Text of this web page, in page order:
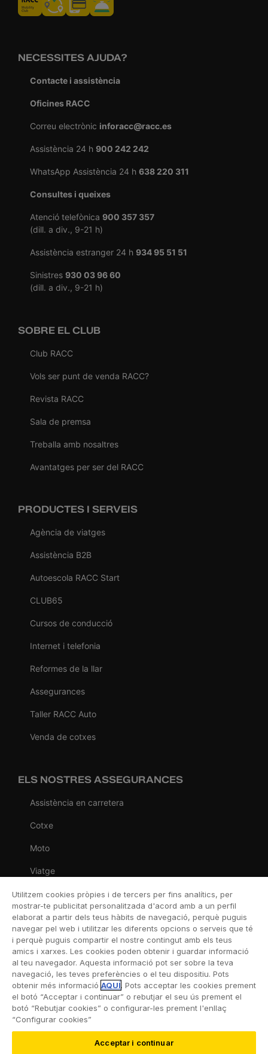
NECESSITES AJUDA?
Contacte i assistència
Oficines RACC
Correu electrònic inforacc@racc.es
Assistència 24 h 900 242 242
WhatsApp Assistència 24 h 638 220 311
Consultes i queixes
Atenció telefònica 900 357 357
(dill. a div., 9-21 h)
Assistència estranger 24 h 934 95 51 51
Sinistres 930 03 96 60
(dill. a div., 9-21 h)
SOBRE EL CLUB
Club RACC
Vols ser punt de venda RACC?
Revista RACC
Sala de premsa
Treballa amb nosaltres
Avantatges per ser del RACC
PRODUCTES I SERVEIS
Agència de viatges
Assistència B2B
Autoescola RACC Start
CLUB65
Cursos de conducció
Internet i telefonia
Reformes de la llar
Assegurances
Taller RACC Auto
Venda de cotxes
ELS NOSTRES ASSEGURANCES
Assistència en carretera
Cotxe
Moto
Viatge
Llar
Vida
Decessos
Dental
Esportiva
Esquí
Utilitzem cookies pròpies i de tercers per fins analítics, per
mostrar-te publicitat personalitzada d'acord amb a un perfil
elaborat a partir dels teus hàbits de navegació, perquè puguis
navegar pel web i utilitzar les diferents opcions o serveis que té
i perquè puguis compartir el nostre contingut amb els teus
amics i xarxes. Les cookies poden obtenir i guardar informació
al teu navegador. Aquesta informació pot ser sobre la teva
navegació, les teves preferències o el teu dispositiu. Pots
obtenir més informació AQUÍ. Pots acceptar les cookies prement
el botó “Acceptar i continuar” o rebutjar el seu ús prement el
botó “Rebutjar cookies” o configurar-les prement l'enllaç
“Configurar cookies”
Acceptar i continuar